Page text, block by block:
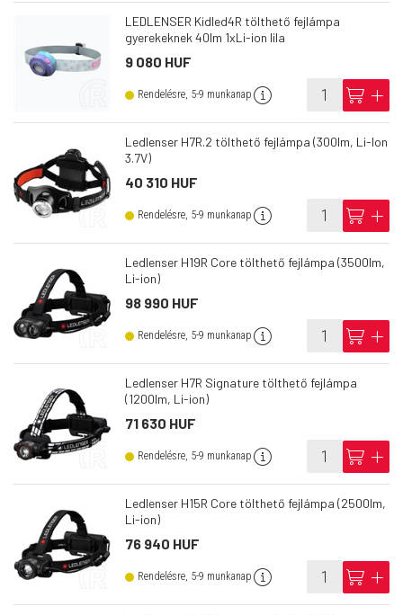
LEDLENSER Kidled4R tölthető fejlámpa
gyerekeknek 40lm 1xLi-ion lila
9 080 HUF
Rendelésre, 5-9 munkanap info cart add
Ledlenser H7R.2 tölthető fejlámpa (300lm, Li-Ion
3.7V)
40 310 HUF
Rendelésre, 5-9 munkanap info cart add
Ledlenser H19R Core tölthető fejlámpa (3500lm,
Li-ion)
98 990 HUF
Rendelésre, 5-9 munkanap info cart add
Ledlenser H7R Signature tölthető fejlámpa
(1200lm, Li-ion)
71 630 HUF
Rendelésre, 5-9 munkanap info cart add
Ledlenser H15R Core tölthető fejlámpa (2500lm,
Li-ion)
76 940 HUF
Rendelésre, 5-9 munkanap info cart add